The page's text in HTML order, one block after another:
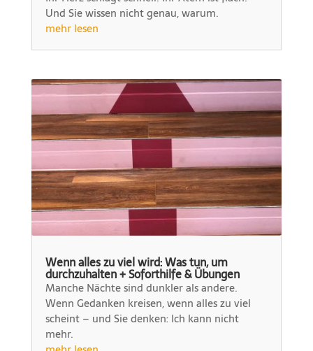
Und Sie wissen nicht genau, warum.
mehr lesen
Wenn alles zu viel wird: Was tun, um
durchzuhalten + Soforthilfe & Übungen
Manche Nächte sind dunkler als andere.
Wenn Gedanken kreisen, wenn alles zu viel
scheint – und Sie denken: Ich kann nicht
mehr.